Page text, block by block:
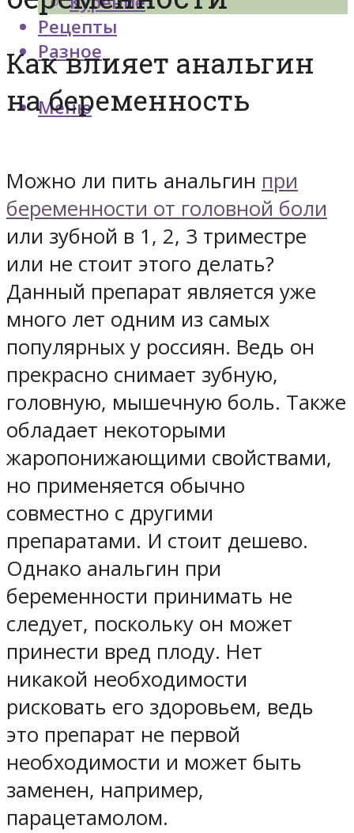
Рецепты
Разное
Меню
Как влияет анальгин
на беременность
Можно ли пить анальгин при
беременности от головной боли
или зубной в 1, 2, 3 триместре
или не стоит этого делать?
Данный препарат является уже
много лет одним из самых
популярных у россиян. Ведь он
прекрасно снимает зубную,
головную, мышечную боль. Также
обладает некоторыми
жаропонижающими свойствами,
но применяется обычно
совместно с другими
препаратами. И стоит дешево.
Однако анальгин при
беременности принимать не
следует, поскольку он может
принести вред плоду. Нет
никакой необходимости
рисковать его здоровьем, ведь
это препарат не первой
необходимости и может быть
заменен, например,
парацетамолом.